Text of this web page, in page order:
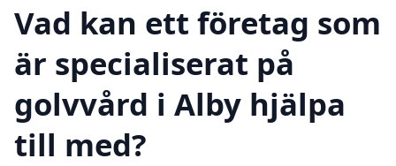
Vad kan ett företag som
är specialiserat på
golvvård i Alby hjälpa
till med?